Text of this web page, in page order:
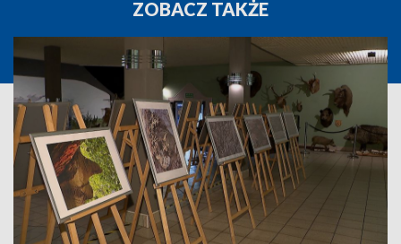
ZOBACZ TAKŻE